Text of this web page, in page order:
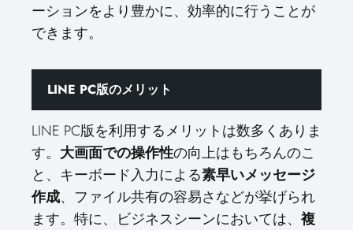
ーションをより豊かに、効率的に行うことが
できます。
LINE PC版のメリット
LINE PC版を利用するメリットは数多くありま
す。 大画面での操作性の向上はもちろんのこ
と、キーボード入力による素早いメッセージ
作成、ファイル共有の容易さなどが挙げられ
ます。特に、ビジネスシーンにおいては、 複